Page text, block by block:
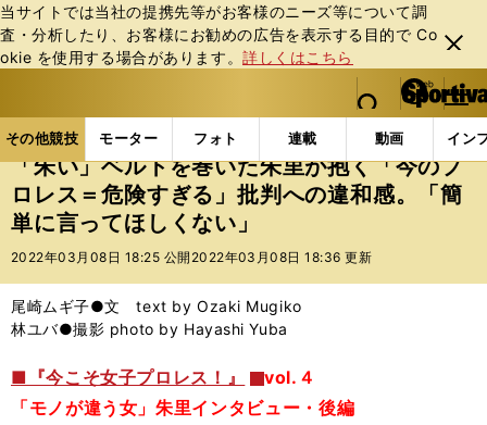
当サイトでは当社の提携先等がお客様のニーズ等について調
査・分析したり、お客様にお勧めの広告を表⽰する⽬的で Co
okie を使⽤する場合があります。詳しくはこちら
閉じ
る
web Sportiva (webスポルティーバ)
検索
マイペ
ー
ジ
メニュ
その他競技 モーター フォト 連載 動画 イン
ス
ポ
ル
テ
ー
バ
その他競技の記事一覧 格闘技 プロレス 「朱い
「朱い」ベルトを巻いた朱里が抱く「今のプ
ロレス＝危険すぎる」批判への違和感。「簡
単に言ってほしくない」
2022年03月08日 18:25 公開 2022年03月08日 18:36 更新
尾崎ムギ子●文 text by Ozaki Mugiko
林ユバ●撮影 photo by Hayashi Yuba
■『今こそ女子プロレス！』
vol.４
「モノが違う女」朱里インタビュー・後編